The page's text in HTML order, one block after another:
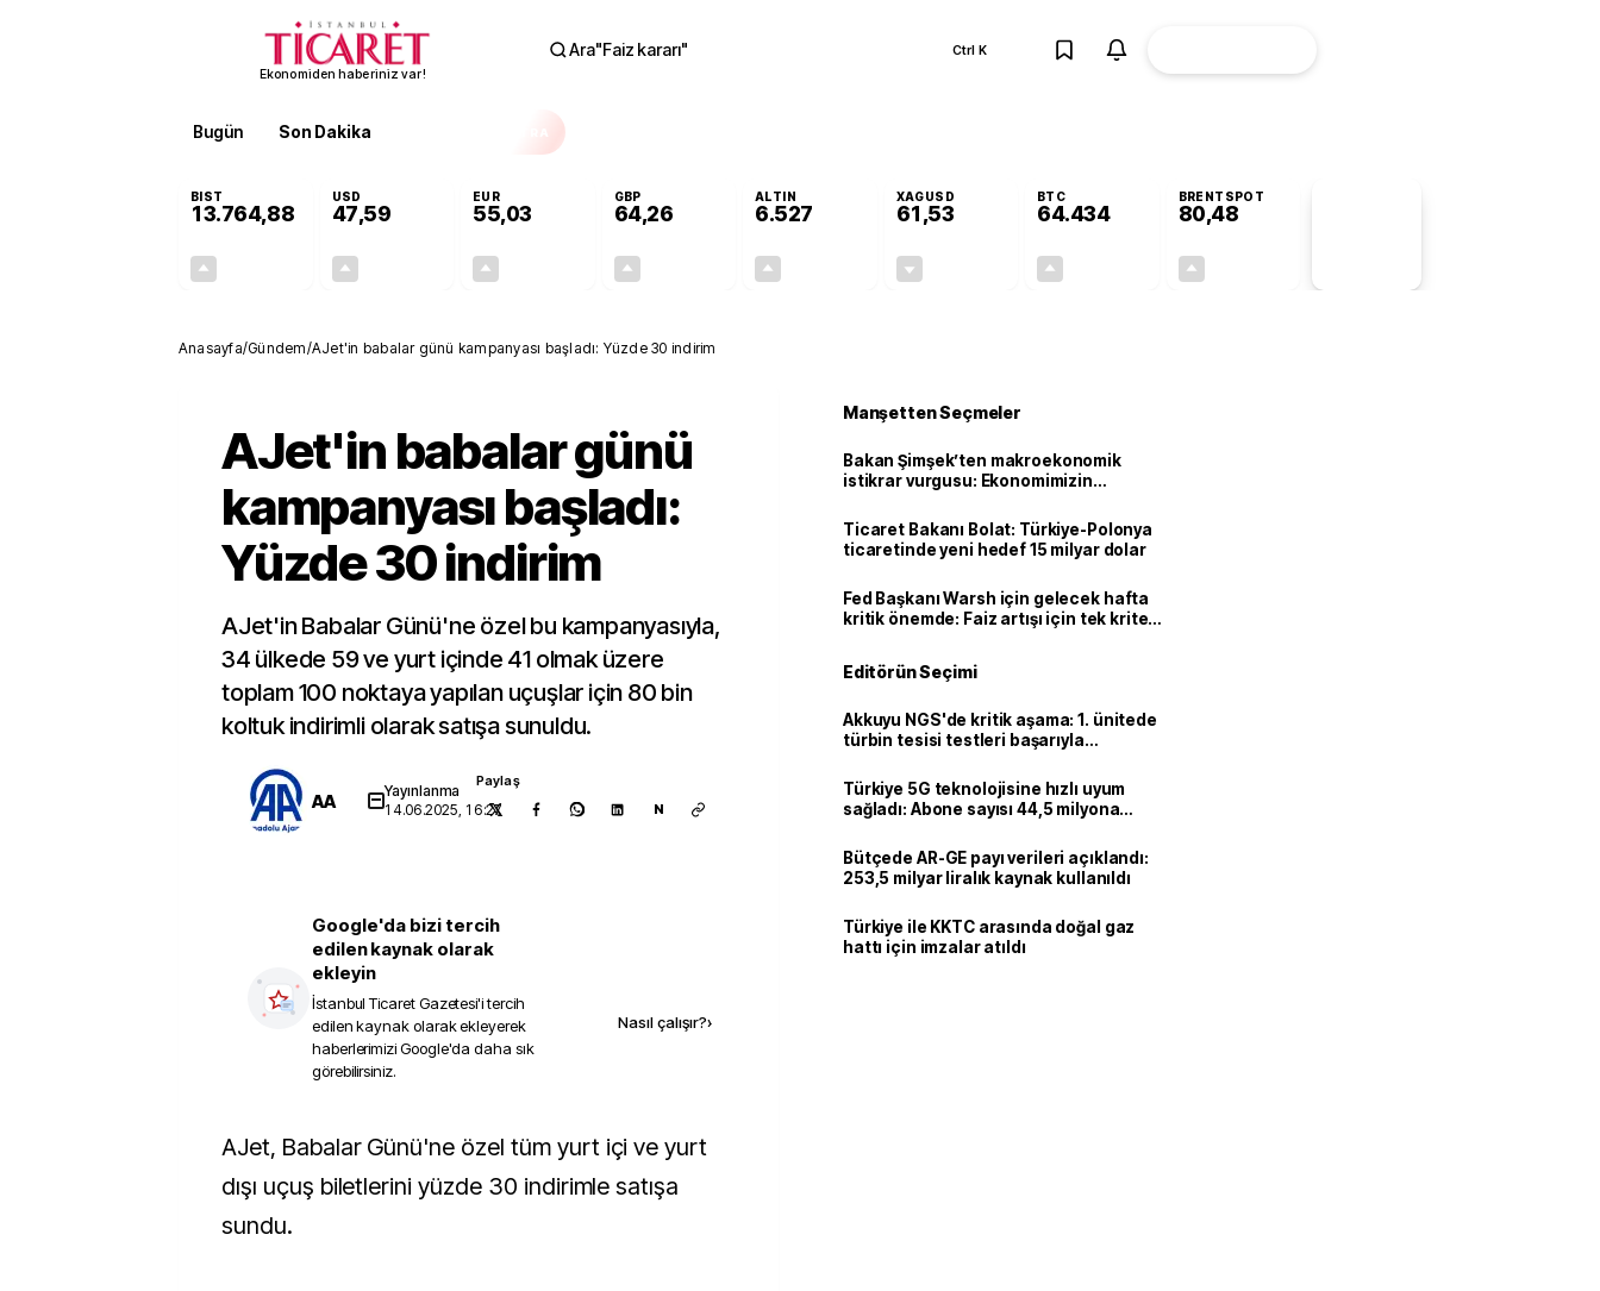
Ekonomiden haberiniz var!
Ara"Faiz kararı" Ctrl K
Bugün Son Dakika
BIST
13.764,88
USD
47,59
EUR
55,03
GBP
64,26
ALTIN
6.527
XAGUSD
61,53
BTC
64.434
BRENTSPOT
80,48
Anasayfa/Gündem/AJet'in babalar günü kampanyası başladı: Yüzde 30 indirim
AJet'in babalar günü
kampanyası başladı:
Yüzde 30 indirim
AJet'in Babalar Günü'ne özel bu kampanyasıyla,
34 ülkede 59 ve yurt içinde 41 olmak üzere
toplam 100 noktaya yapılan uçuşlar için 80 bin
koltuk indirimli olarak satışa sunuldu.
AA
Yayınlanma
14.06.2025, 16:27
Paylaş
N
Google'da bizi tercih
edilen kaynak olarak
ekleyin
İstanbul Ticaret Gazetesi'i tercih
edilen kaynak olarak ekleyerek
haberlerimizi Google'da daha sık
görebilirsiniz.
Nasıl çalışır?›
AJet, Babalar Günü'ne özel tüm yurt içi ve yurt
dışı uçuş biletlerini yüzde 30 indirimle satışa
sundu.
Manşetten Seçmeler
Bakan Şimşek’ten makroekonomik
istikrar vurgusu: Ekonomimizin
Ticaret Bakanı Bolat: Türkiye-Polonya
ticaretinde yeni hedef 15 milyar dolar
Fed Başkanı Warsh için gelecek hafta
kritik önemde: Faiz artışı için tek kriter
Editörün Seçimi
Akkuyu NGS'de kritik aşama: 1. ünitede
türbin tesisi testleri başarıyla
Türkiye 5G teknolojisine hızlı uyum
sağladı: Abone sayısı 44,5 milyona
Bütçede AR-GE payı verileri açıklandı:
253,5 milyar liralık kaynak kullanıldı
Türkiye ile KKTC arasında doğal gaz
hattı için imzalar atıldı